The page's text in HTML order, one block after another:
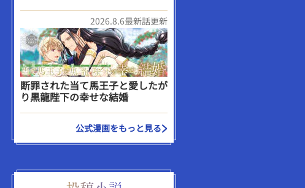
2026.8.6最新話更新
断罪された当て馬王子と愛したが
り黒龍陛下の幸せな結婚
公式漫画をもっと見る